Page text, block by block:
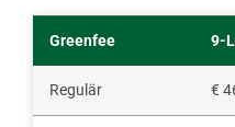
Greenfee 9-
Regulär €